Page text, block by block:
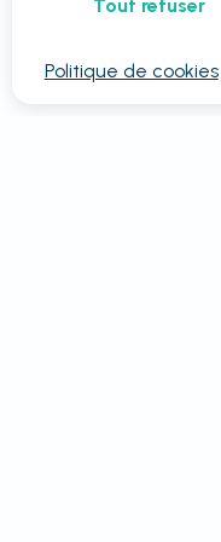
Tout refuser
Politique de cookies